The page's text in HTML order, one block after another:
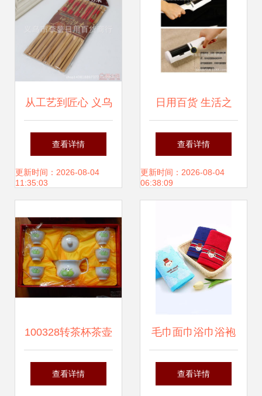
从工艺到匠心 义乌
市李鳌日用百货商
行打造中华红木筷
查看详情
更新时间：2026-08-04
11:35:03
日用百货 生活之
基，品质之源
查看详情
更新时间：2026-08-04
06:38:09
100328转茶杯茶壶
套装 嘉定都市网上
查看详情
毛巾面巾浴巾浴袍
居家日用百货采购
查看详情